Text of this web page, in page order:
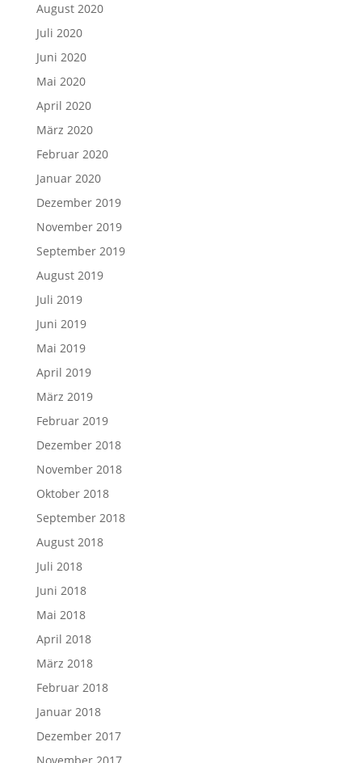
August 2020
Juli 2020
Juni 2020
Mai 2020
April 2020
März 2020
Februar 2020
Januar 2020
Dezember 2019
November 2019
September 2019
August 2019
Juli 2019
Juni 2019
Mai 2019
April 2019
März 2019
Februar 2019
Dezember 2018
November 2018
Oktober 2018
September 2018
August 2018
Juli 2018
Juni 2018
Mai 2018
April 2018
März 2018
Februar 2018
Januar 2018
Dezember 2017